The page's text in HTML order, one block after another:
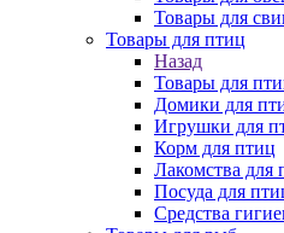
Товары для
Товары для птиц
Назад
Товары для
Домики для
Игрушки для
Корм для птиц
Лакомства для
Посуда для
Средства